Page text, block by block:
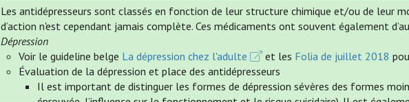
Les antidépresseurs sont classés en fonction de leur structure chimique et/ou de leur
d’action n'est cependant jamais complète. Ces médicaments ont souvent également
Dépression
Voir le guideline belge La dépression chez l'adulte et les Folia de juillet 2018
Évaluation de la dépression et place des antidépresseurs
Il est important de distinguer les formes de dépression sévères des formes